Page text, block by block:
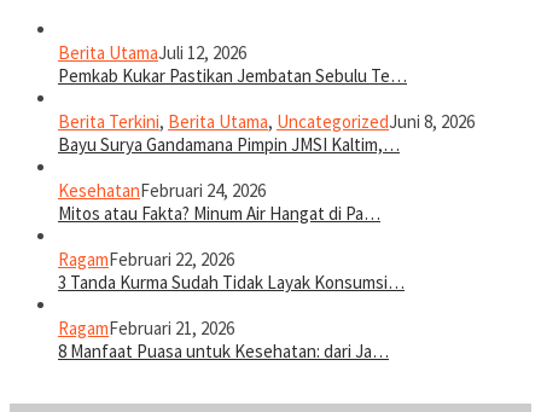
Berita UtamaJuli 12, 2026
Pemkab Kukar Pastikan Jembatan Sebulu Te…
Berita Terkini, Berita Utama, UncategorizedJuni 8, 2026
Bayu Surya Gandamana Pimpin JMSI Kaltim,…
KesehatanFebruari 24, 2026
Mitos atau Fakta? Minum Air Hangat di Pa…
RagamFebruari 22, 2026
3 Tanda Kurma Sudah Tidak Layak Konsumsi…
RagamFebruari 21, 2026
8 Manfaat Puasa untuk Kesehatan: dari Ja…